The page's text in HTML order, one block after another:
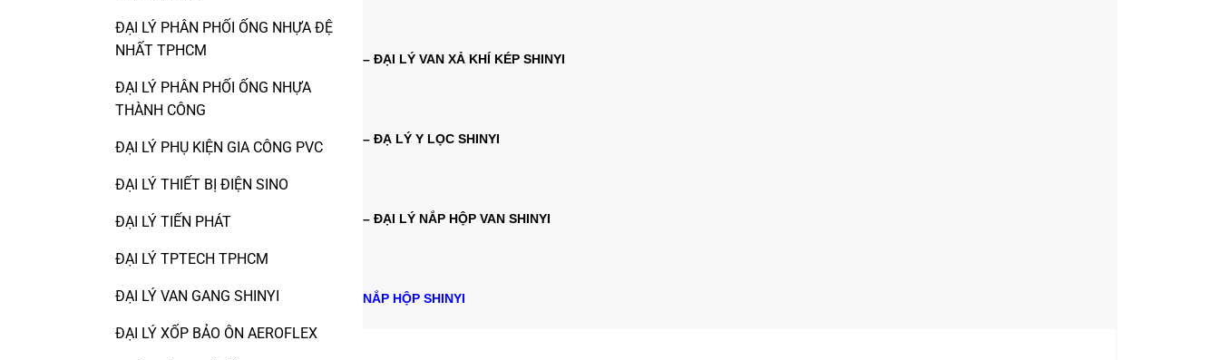
ĐẠI LÝ PHÂN PHỐI ỐNG NHỰA ĐỆ
NHẤT TPHCM
ĐẠI LÝ PHÂN PHỐI ỐNG NHỰA
THÀNH CÔNG
ĐẠI LÝ PHỤ KIỆN GIA CÔNG PVC
ĐẠI LÝ THIẾT BỊ ĐIỆN SINO
ĐẠI LÝ TIẾN PHÁT
ĐẠI LÝ TPTECH TPHCM
ĐẠI LÝ VAN GANG SHINYI
ĐẠI LÝ XỐP BẢO ÔN AEROFLEX
– ĐẠI LÝ VAN XẢ KHÍ KÉP SHINYI
– ĐẠ LÝ Y LỌC SHINYI
– ĐẠI LÝ NẮP HỘP VAN SHINYI
NẮP HỘP SHINYI